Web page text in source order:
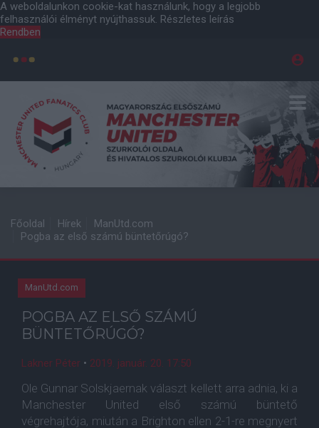
A weboldalunkon cookie-kat használunk, hogy a legjobb
felhasználói élményt nyújthassuk. Részletes leírás
Rendben
Főoldal Hírek
ManUtd.com
Pogba az első számú büntetőrúgó?
ManUtd.com
POGBA AZ ELSŐ SZÁMÚ
BÜNTETŐRÚGÓ?
Lakner Péter • 2019. január. 20. 17:50
Ole Gunnar Solskjaernak választ kellett arra adnia, ki a
Manchester United első számú büntető
végrehajtója, miután a Brighton ellen 2-1-re megnyert